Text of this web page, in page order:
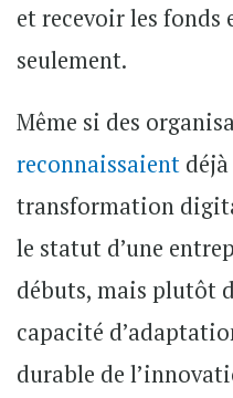
et recevoir les fonds
seulement.
Même si des
reconnaissaient
transformation
le statut d’une
débuts, mais plutôt
capacité
durable de